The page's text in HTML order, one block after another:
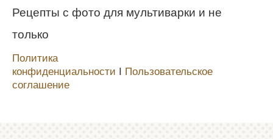
Рецепты с фото для мультиварки и не
только
Политика
конфиденциальности Ι Пользовательское
соглашение